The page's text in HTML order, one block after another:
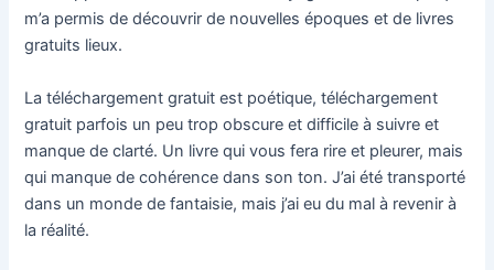
m’a permis de découvrir de nouvelles époques et de livres
gratuits lieux.
La téléchargement gratuit est poétique, téléchargement
gratuit parfois un peu trop obscure et difficile à suivre et
manque de clarté. Un livre qui vous fera rire et pleurer, mais
qui manque de cohérence dans son ton. J’ai été transporté
dans un monde de fantaisie, mais j’ai eu du mal à revenir à
la réalité.